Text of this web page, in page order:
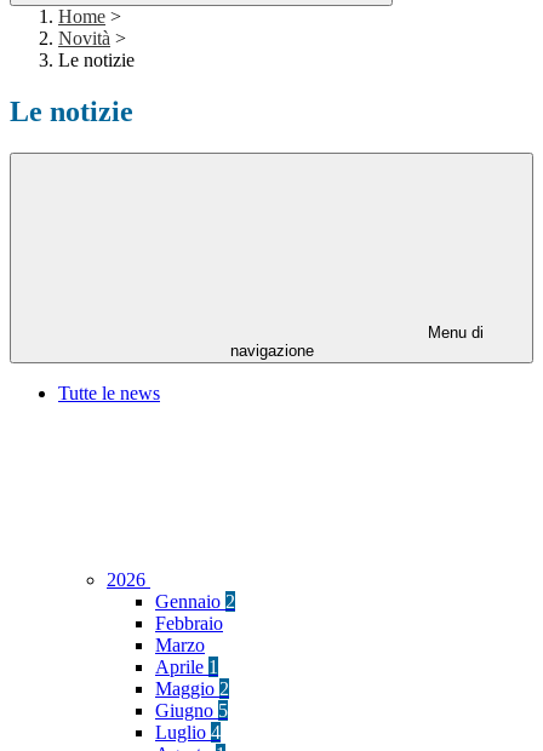
Home >
Novità >
Le notizie
Le notizie
Menu di
navigazione
Tutte le news
2026
Gennaio 2
Febbraio
Marzo
Aprile 1
Maggio 2
Giugno 5
Luglio 4